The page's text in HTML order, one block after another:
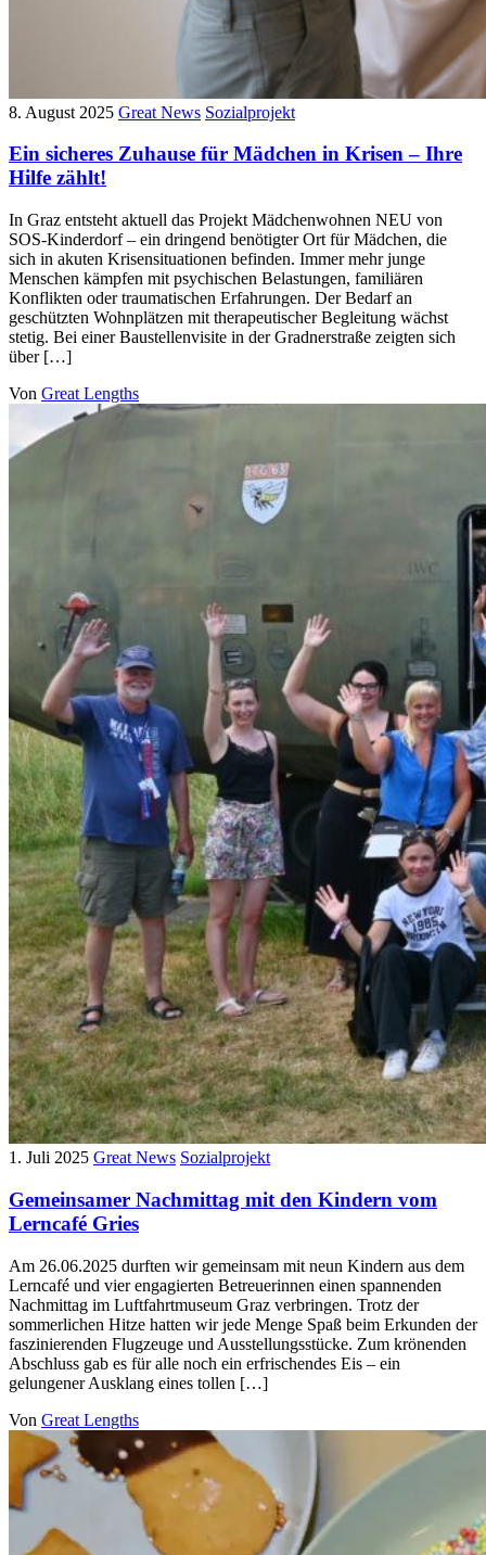
8. August 2025 Great News Sozialprojekt
Ein sicheres Zuhause für Mädchen in Krisen – Ihre
Hilfe zählt!
In Graz entsteht aktuell das Projekt Mädchenwohnen NEU von
SOS-Kinderdorf – ein dringend benötigter Ort für Mädchen, die
sich in akuten Krisensituationen befinden. Immer mehr junge
Menschen kämpfen mit psychischen Belastungen, familiären
Konflikten oder traumatischen Erfahrungen. Der Bedarf an
geschützten Wohnplätzen mit therapeutischer Begleitung wächst
stetig. Bei einer Baustellenvisite in der Gradnerstraße zeigten sich
über […]
Von Great Lengths
1. Juli 2025 Great News Sozialprojekt
Gemeinsamer Nachmittag mit den Kindern vom
Lerncafé Gries
Am 26.06.2025 durften wir gemeinsam mit neun Kindern aus dem
Lerncafé und vier engagierten Betreuerinnen einen spannenden
Nachmittag im Luftfahrtmuseum Graz verbringen. Trotz der
sommerlichen Hitze hatten wir jede Menge Spaß beim Erkunden der
faszinierenden Flugzeuge und Ausstellungsstücke. Zum krönenden
Abschluss gab es für alle noch ein erfrischendes Eis – ein
gelungener Ausklang eines tollen […]
Von Great Lengths